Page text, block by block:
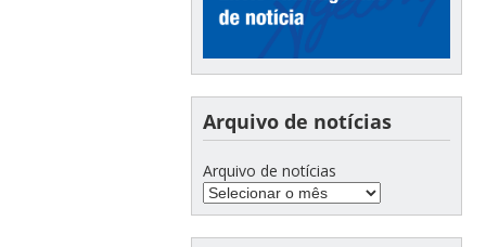
Arquivo de notícias
Arquivo de notícias